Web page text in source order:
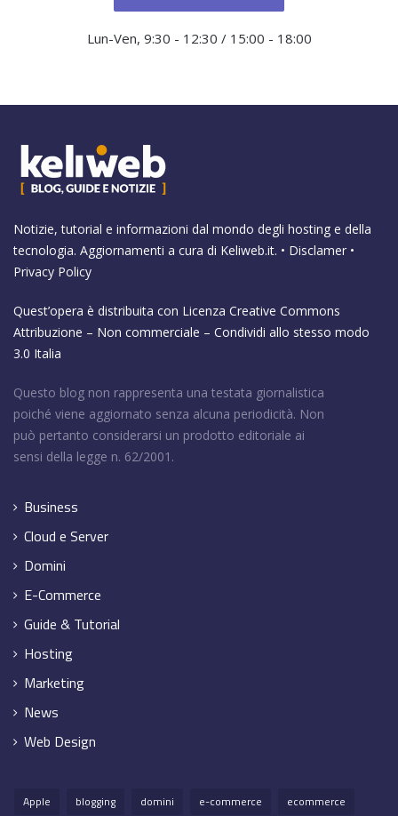
Lun-Ven, 9:30 - 12:30 / 15:00 - 18:00
Notizie, tutorial e informazioni dal mondo degli hosting e della
tecnologia. Aggiornamenti a cura di Keliweb.it. • Disclamer •
Privacy Policy
Quest’opera è distribuita con Licenza Creative Commons
Attribuzione – Non commerciale – Condividi allo stesso modo
3.0 Italia
Questo blog non rappresenta una testata giornalistica
poiché viene aggiornato senza alcuna periodicità. Non
può pertanto considerarsi un prodotto editoriale ai
sensi della legge n. 62/2001.
Business
Cloud e Server
Domini
E-Commerce
Guide & Tutorial
Hosting
Marketing
News
Web Design
Apple blogging domini e-commerce ecommerce